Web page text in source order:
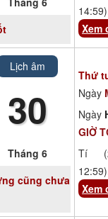
Xem
Lịch âm
30
Tháng 6
cũng chưa
Thứ
Ngày
Ngày
GIỜ
Tí
Xem